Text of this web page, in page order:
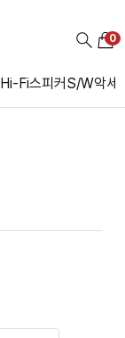
Hi-Fi스피커S/W악세
0